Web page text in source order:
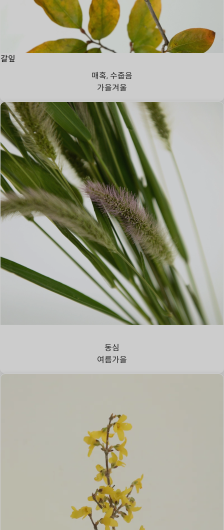
갈잎
매혹, 수줍음
가을겨울
동심
여름가을